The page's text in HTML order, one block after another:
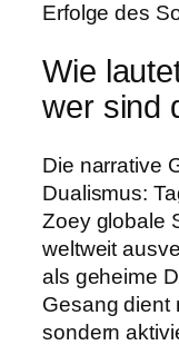
Erfolge des
Wie
wer sind
Die narrative
Dualismus:
Zoey globale
weltweit
als geheime
Gesang dient
sondern